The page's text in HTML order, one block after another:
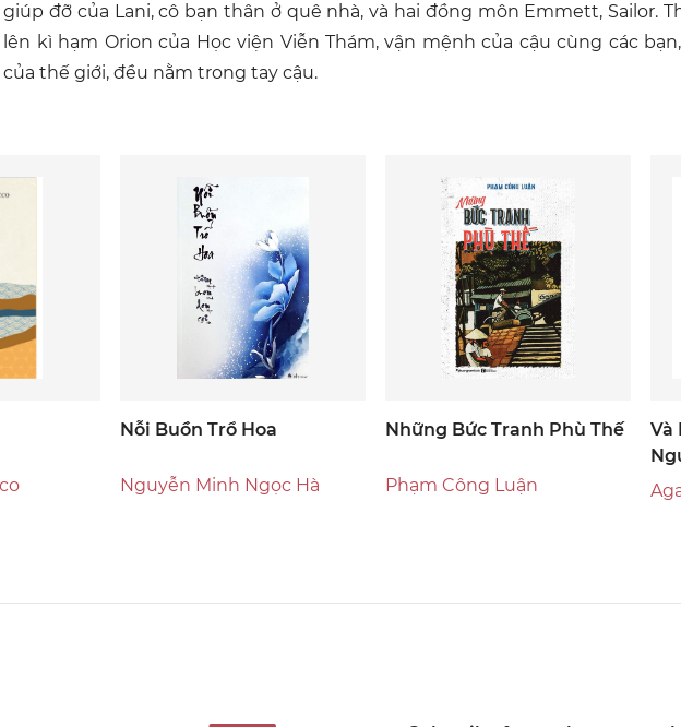
giúp đỡ của Lani, cô bạn thân ở quê nhà, và hai đồng môn Emmett, Sailor.
lên kì hạm Orion của Học viện Viễn Thám, vận mệnh của cậu cùng các
của thế giới, đều nằm trong tay cậu.
Nỗi Buồn Trổ Hoa
Nguyễn Minh Ngọc Hà
Những Bức Tranh Phù Thế
Phạm Công Luận
Và